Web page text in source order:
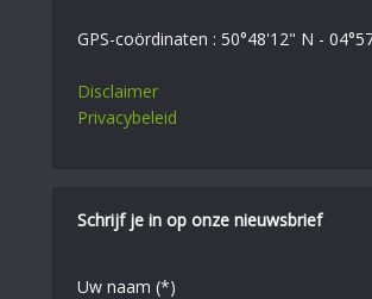
GPS-coördinaten : 50°48'12" N -
Disclaimer
Privacybeleid
Schrijf je in op onze nieuwsbrief
Uw naam (*)